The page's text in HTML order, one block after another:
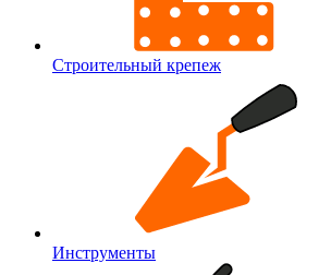
Строительный крепеж
Инструменты